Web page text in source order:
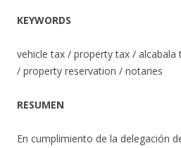
KEYWORDS
vehicle tax / property tax /
/ property reservation / notaries
RESUMEN
En cumplimiento de la delegación